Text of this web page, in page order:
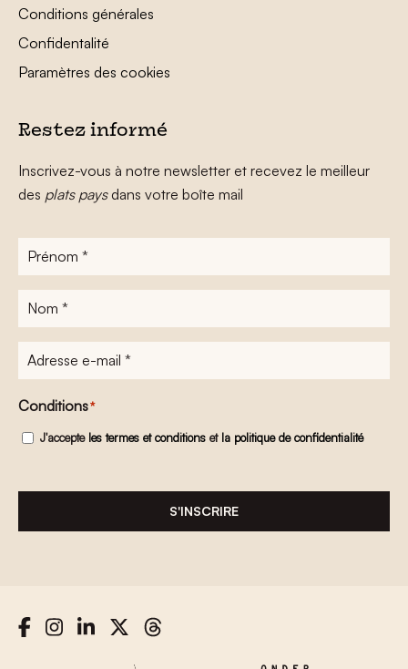
Conditions générales
Confidentalité
Paramètres des cookies
Restez informé
Inscrivez-vous à notre newsletter et recevez le meilleur
des plats paysdans votre boîte mail
Prénom
Nom
Adresse
e-
mail*
Conditions*
J'accepte les termes et conditions et la politique de confidentialité
S'INSCRIRE